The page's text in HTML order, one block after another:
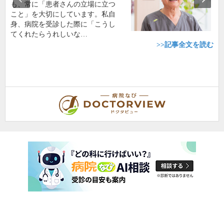
も、常に「患者さんの立場に立つ
こと」を大切にしています。私自
身、病院を受診した際に「こうし
てくれたらうれしいな…
>>記事全文を読む